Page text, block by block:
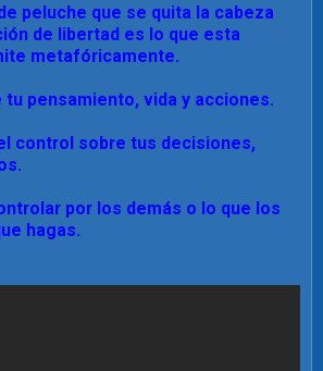
peluche que se quita la cabeza
de libertad es lo que esta
metafóricamente.
tu pensamiento, vida y acciones.
control sobre tus decisiones,
por los demás o lo que los
hagas.